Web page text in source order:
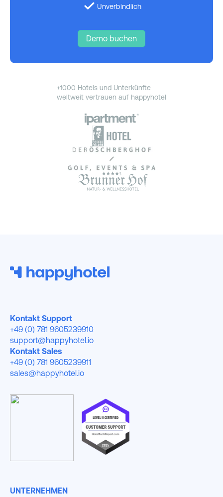
Unverbindlich
Demo buchen
+1000 Hotels und Unterkünfte
weltweit vertrauen auf happyhotel
Kontakt Support
+49 (0) 781 9605239910
support@happyhotel.io
Kontakt Sales
+49 (0) 781 9605239911
sales@happyhotel.io
UNTERNEHMEN